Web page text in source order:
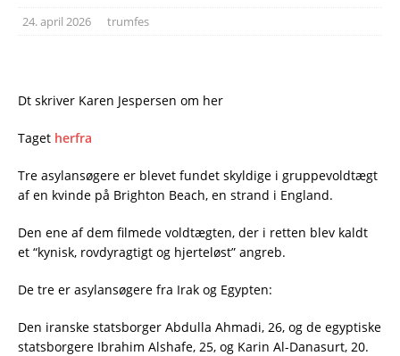
24. april 2026 trumfes
Dt skriver Karen Jespersen om her
Taget herfra
Tre asylansøgere er blevet fundet skyldige i gruppevoldtægt
af en kvinde på Brighton Beach, en strand i England.
Den ene af dem filmede voldtægten, der i retten blev kaldt
et “kynisk, rovdyragtigt og hjerteløst” angreb.
De tre er asylansøgere fra Irak og Egypten:
Den iranske statsborger Abdulla Ahmadi, 26, og de egyptiske
statsborgere Ibrahim Alshafe, 25, og Karin Al-Danasurt, 20.